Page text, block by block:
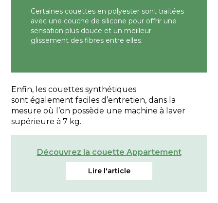
Certaines couettes en polyester sont traitées
avec une couche de silicone pour offrir une
sensation plus douce et un meilleur
glissement des fibres entre elles.
Enfin, les couettes synthétiques
sont également faciles d’entretien, dans la
mesure où l’on possède une machine à laver
supérieure à 7 kg.
Découvrez la couette Appartement